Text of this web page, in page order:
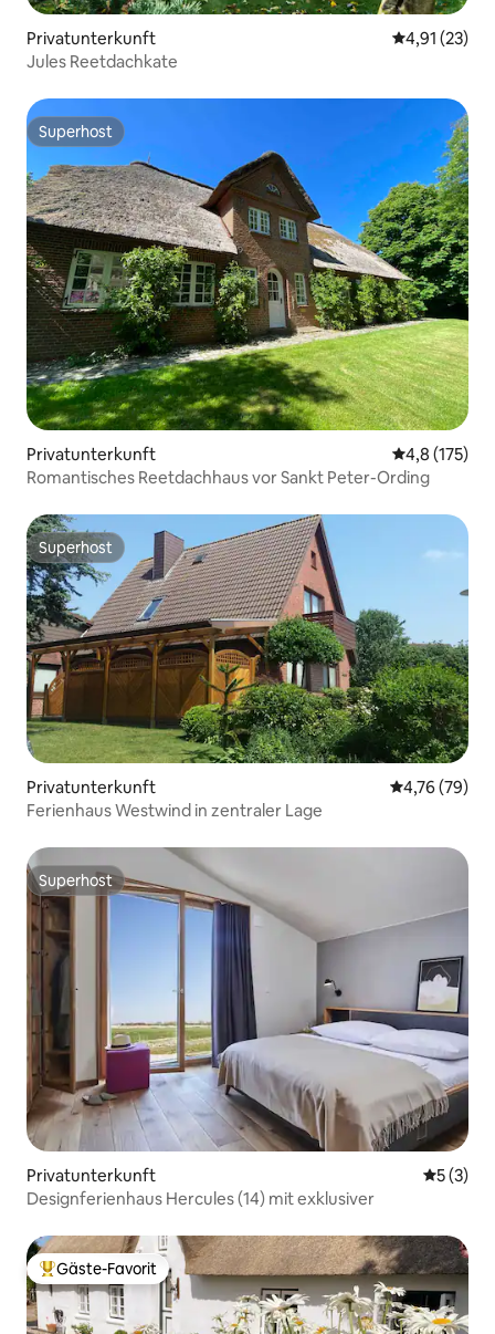
Privatunterkunft
4,91 (23)
Jules Reetdachkate
Superhost
Superhost
Privatunterkunft
4,8 (175)
Romantisches Reetdachhaus vor Sankt Peter-Ording
Superhost
Superhost
Privatunterkunft
4,76 (79)
Ferienhaus Westwind in zentraler Lage
Superhost
Superhost
Privatunterkunft
5 (3)
Designferienhaus Hercules (14) mit exklusiver
Beliebter Gäste-Favorit.
Gäste-Favorit